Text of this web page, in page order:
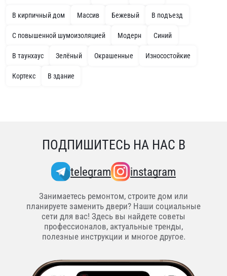
В кирпичный дом Массив Бежевый В подъезд
С повышенной шумоизоляцией Модерн Синий
В таунхаус Зелёный Окрашенные Износостойкие
Кортекс В здание
ПОДПИШИТЕСЬ НА НАС В
telegram instagram
Занимаетесь ремонтом, строите дом или
планируете заменить двери? Наши социальные
сети для вас! Здесь вы найдете советы
профессионалов, актуальные тренды,
полезные инструкции и многое другое.